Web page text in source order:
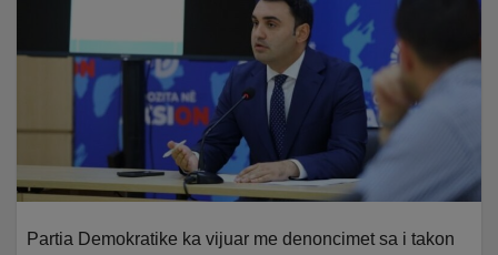
Partia Demokratike ka vijuar me denoncimet sa i takon